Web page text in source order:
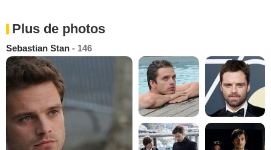
Plus de photos
Sebastian Stan - 146